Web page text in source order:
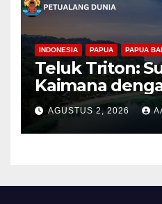
INDONESIA PAPUA PAPUA
Teluk Triton:
Kaimana
AGUSTUS 2, 2026